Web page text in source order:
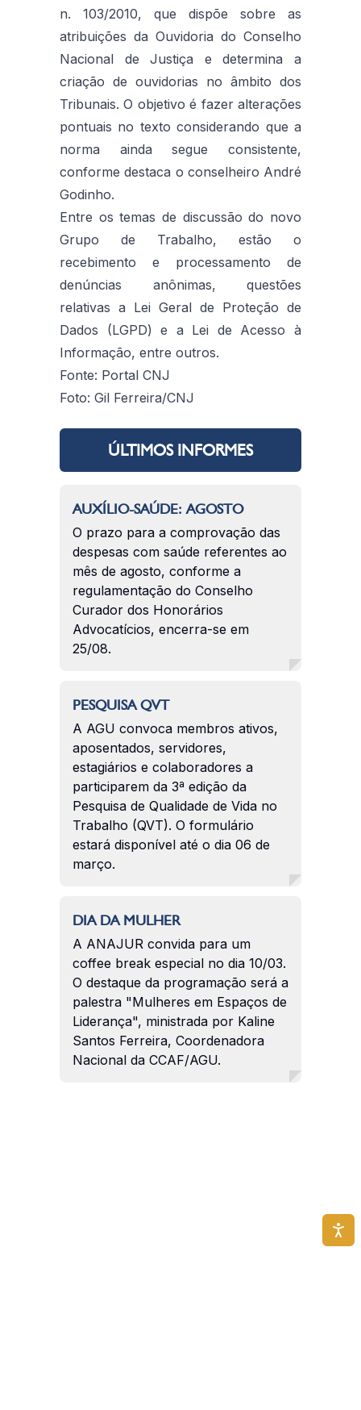
n. 103/2010, que dispõe sobre as
atribuições da Ouvidoria do Conselho
Nacional de Justiça e determina a
criação de ouvidorias no âmbito dos
Tribunais. O objetivo é fazer alterações
pontuais no texto considerando que a
norma ainda segue consistente,
conforme destaca o conselheiro André
Godinho.
Entre os temas de discussão do novo
Grupo de Trabalho, estão o
recebimento e processamento de
denúncias anônimas, questões
relativas a Lei Geral de Proteção de
Dados (LGPD) e a Lei de Acesso à
Informação, entre outros.
Fonte: Portal CNJ
Foto: Gil Ferreira/CNJ
ÚLTIMOS INFORMES
AUXÍLIO-SAÚDE: AGOSTO
O prazo para a comprovação das
despesas com saúde referentes ao
mês de agosto, conforme a
regulamentação do Conselho
Curador dos Honorários
Advocatícios, encerra-se em
25/08.
PESQUISA QVT
A AGU convoca membros ativos,
aposentados, servidores,
estagiários e colaboradores a
participarem da 3ª edição da
Pesquisa de Qualidade de Vida no
Trabalho (QVT). O formulário
estará disponível até o dia 06 de
março.
DIA DA MULHER
A ANAJUR convida para um
coffee break especial no dia 10/03.
O destaque da programação será a
palestra "Mulheres em Espaços de
Liderança", ministrada por Kaline
Santos Ferreira, Coordenadora
Nacional da CCAF/AGU.